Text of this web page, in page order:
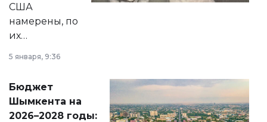
США
намерены, по
их
принести
народу
Венесуэлы.
5 января, 9:36
Бюджет
Шымкента на
2026–2028 годы: